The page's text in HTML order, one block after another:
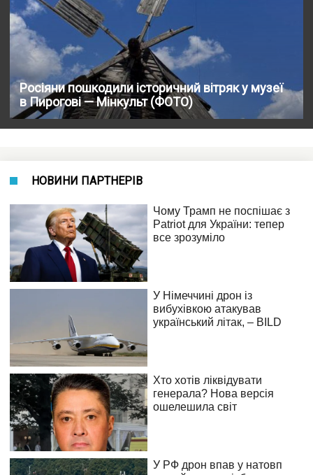
Росіяни пошкодили історичний вітряк у музеї
в Пирогові — Мінкульт (ФОТО)
НОВИНИ ПАРТНЕРІВ